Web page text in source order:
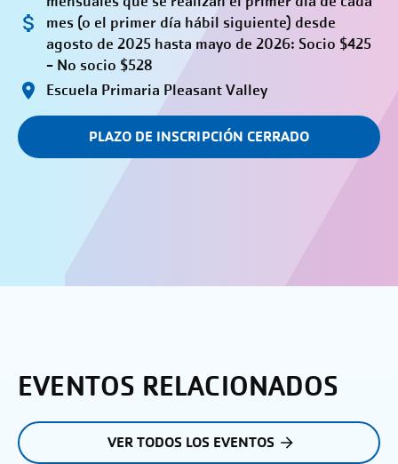
mes (o el primer día hábil siguiente) desde
agosto de 2025 hasta mayo de 2026: Socio $425
- No socio $528
Escuela Primaria Pleasant Valley
PLAZO DE INSCRIPCIÓN CERRADO
EVENTOS RELACIONADOS
VER TODOS LOS EVENTOS